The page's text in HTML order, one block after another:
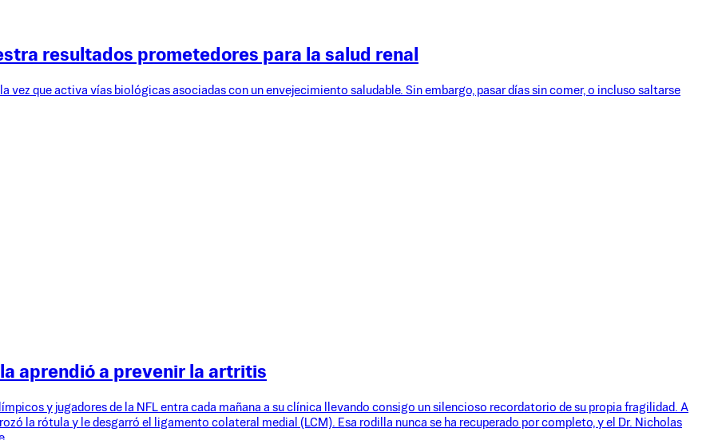
resultados prometedores para la salud renal
vez que activa vías biológicas asociadas con un envejecimiento saludable. Sin embargo, pasar días sin comer, o incluso saltarse
aprendió a prevenir la artritis
y jugadores de la NFL entra cada mañana a su clínica llevando consigo un silencioso recordatorio de su propia fragilidad. A
la rótula y le desgarró el ligamento colateral medial (LCM). Esa rodilla nunca se ha recuperado por completo, y el Dr. Nicholas